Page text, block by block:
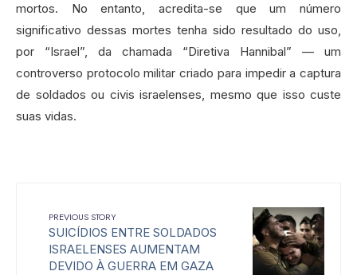
mortos. No entanto, acredita-se que um número
significativo dessas mortes tenha sido resultado do uso,
por “Israel”, da chamada “Diretiva Hannibal” — um
controverso protocolo militar criado para impedir a captura
de soldados ou civis israelenses, mesmo que isso custe
suas vidas.
PREVIOUS STORY
SUICÍDIOS ENTRE SOLDADOS
ISRAELENSES AUMENTAM
DEVIDO À GUERRA EM GAZA